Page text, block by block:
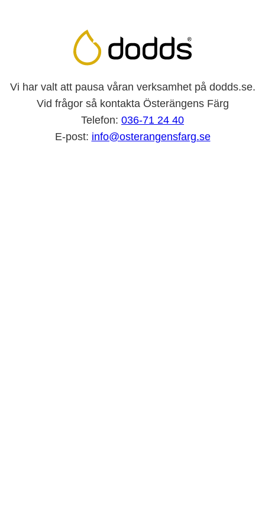
Vi har valt att pausa våran verksamhet på dodds.se.
Vid frågor så kontakta Österängens Färg
Telefon: 036-71 24 40
E-post: info@osterangensfarg.se